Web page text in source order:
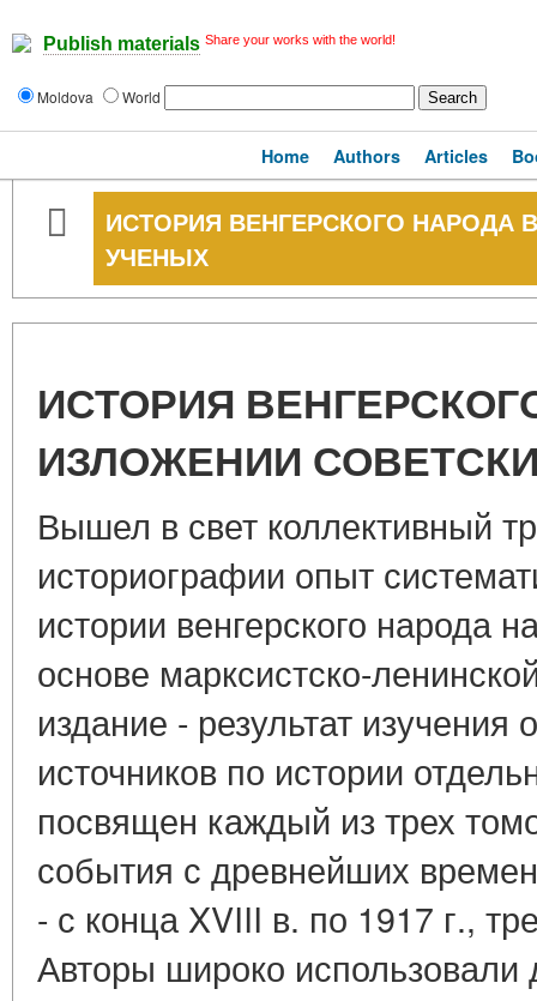
Publish materials Share your works with the world!
Moldova World
Home Authors Articles
ИСТОРИЯ ВЕНГЕРСКОГО НАРОДА
УЧЕНЫХ
ИСТОРИЯ
ИЗЛОЖЕНИИ
Вышел в свет коллективный
историографии опыт
истории венгерского народа
основе марксистско-
издание - результат
источников по истории
посвящен каждый из трех
события с древнейших
- с конца XVIII в. по 1917 г.,
Авторы широко использовали